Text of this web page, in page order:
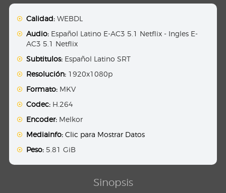
Calidad: WEBDL
Audio: Español Latino E-AC3 5.1 Netflix - Ingles E-
AC3 5.1 Netflix
Subtitulos: Español Latino SRT
Resolución: 1920x1080p
Formato: MKV
Codec: H.264
Encoder: Melkor
Mediainfo: Clic para Mostrar Datos
Peso: 5.81 GiB
Sinopsis